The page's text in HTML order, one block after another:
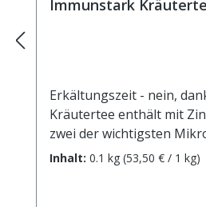
Immunstark
Erkältungszeit - nein,
Kräutertee enthält mit
zwei der wichtigsten
Stärkung des
Inhalt: 0.1 kg (53,50 € / 1 kg)